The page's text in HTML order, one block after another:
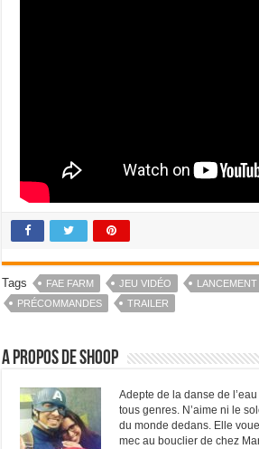
Tags FAE FARM JEU VIDÉO LANCEMENT
PRÉCOMMANDES
TRAILER
A propos de Shoop
Adepte de la danse de
tous genres. N’aime ni le
du monde dedans. Elle
mec au bouclier de chez